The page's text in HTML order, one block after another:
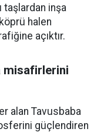
taşlardan inşa
halen
açıktır.
misafirlerini
alan Tavusbaba
güçlendiren